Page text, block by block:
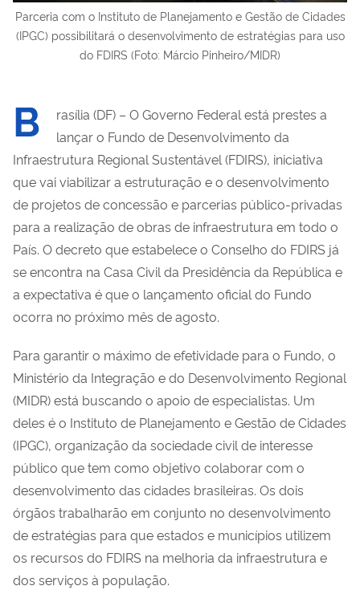
Parceria com o Instituto de Planejamento e Gestão de Cidades
(IPGC) possibilitará o desenvolvimento de estratégias para uso
do FDIRS (Foto: Márcio Pinheiro/MIDR)
B
rasília (DF) – O Governo Federal está prestes a
lançar o Fundo de Desenvolvimento da
Infraestrutura Regional Sustentável (FDIRS), iniciativa
que vai viabilizar a estruturação e o desenvolvimento
de projetos de concessão e parcerias público-privadas
para a realização de obras de infraestrutura em todo o
País. O decreto que estabelece o Conselho do FDIRS já
se encontra na Casa Civil da Presidência da República e
a expectativa é que o lançamento oficial do Fundo
ocorra no próximo mês de agosto.
Para garantir o máximo de efetividade para o Fundo, o
Ministério da Integração e do Desenvolvimento Regional
(MIDR) está buscando o apoio de especialistas. Um
deles é o Instituto de Planejamento e Gestão de Cidades
(IPGC), organização da sociedade civil de interesse
público que tem como objetivo colaborar com o
desenvolvimento das cidades brasileiras. Os dois
órgãos trabalharão em conjunto no desenvolvimento
de estratégias para que estados e municípios utilizem
os recursos do FDIRS na melhoria da infraestrutura e
dos serviços à população.